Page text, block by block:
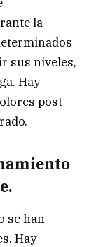
la
sus niveles,
Hay
post
se han
Hay